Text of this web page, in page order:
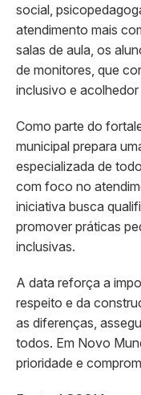
social,
atendimento mais
salas de aula, os
de monitores, que
inclusivo e
Como parte do
municipal prepara
especializada de
com foco no
iniciativa busca
promover práticas
inclusivas.
A data reforça a
respeito e da
as diferenças,
todos. Em Novo
prioridade e